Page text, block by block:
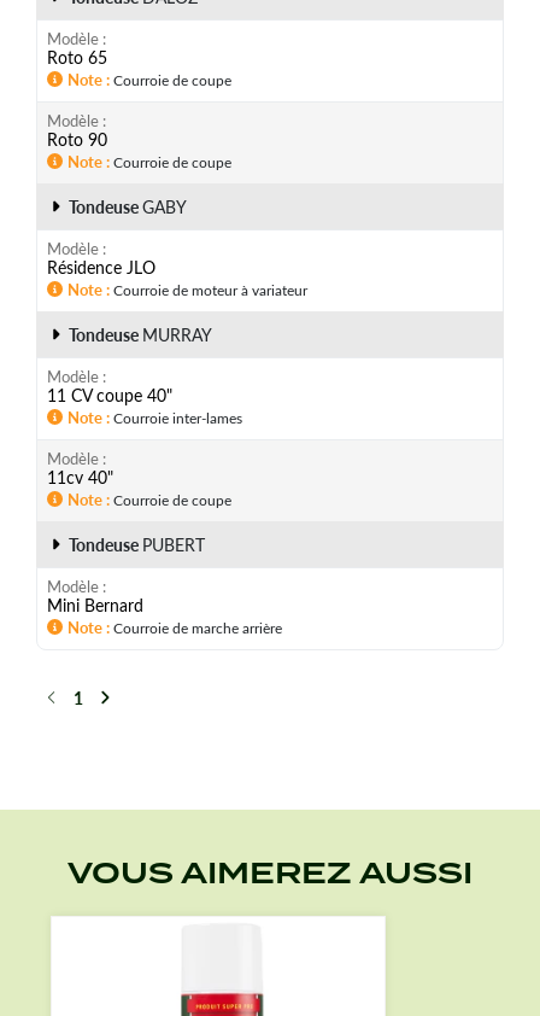
Modèle
Roto 65
Note Courroie de coupe
Modèle
Roto 90
Note Courroie de coupe
TondeuseGABY
Modèle
Résidence JLO
Note Courroie de moteur à variateur
Tondeuse MURRAY
Modèle
11 CV coupe 40"
Note Courroie inter-lames
Modèle
11cv 40"
Note Courroie de coupe
Tondeuse PUBERT
Modèle
Mini Bernard
Note Courroie de marche arrière
Précédent
1 Suivant
VOUS AIMEREZ AUSSI